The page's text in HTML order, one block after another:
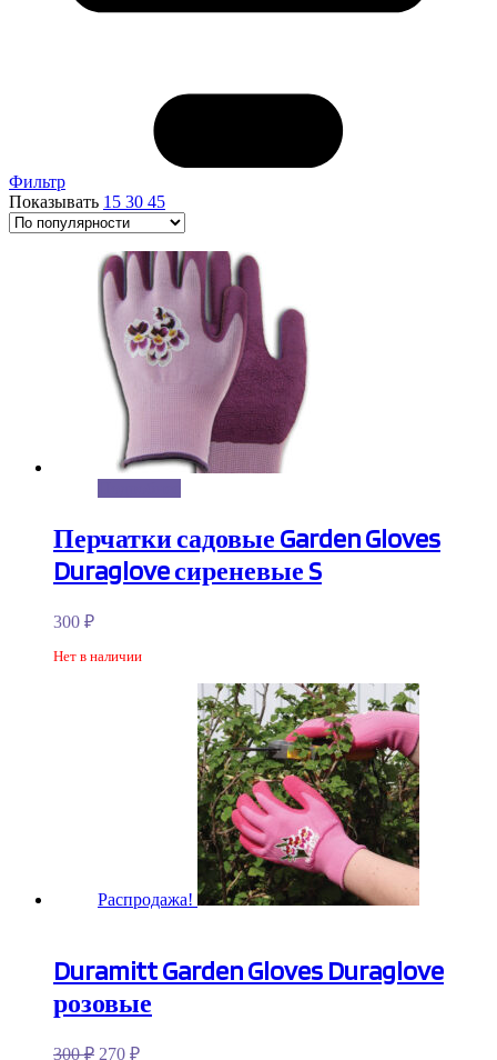
Фильтр
Показывать 15 30 45
Перчатки садовые Garden Gloves
Duraglove сиреневые S
300 ₽
Нет в наличии
Распродажа!
Duramitt Garden Gloves Duraglove
розовые
300₽ 270 ₽